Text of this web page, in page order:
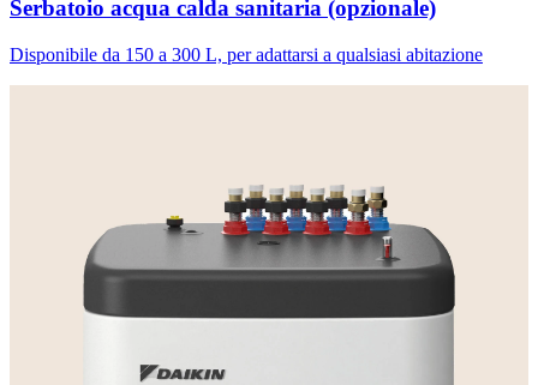
Serbatoio acqua calda sanitaria (opzionale)
Disponibile da 150 a 300 L, per adattarsi a qualsiasi abitazione